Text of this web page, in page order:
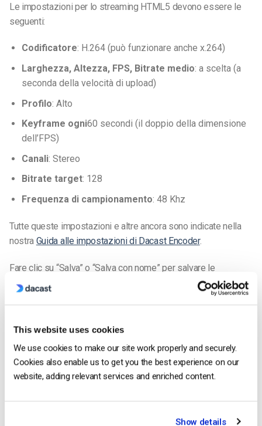
This website uses cookies
We use cookies to make our site work properly and securely.
Cookies also enable us to get you the best experience on our
website, adding relevant services and enriched content.
Show details
Le impostazioni per lo streaming HTML5 devono essere le
seguenti:
Codificatore: H.264 (può funzionare anche x.264)
Larghezza, Altezza, FPS, Bitrate medio: a scelta (a
seconda della velocità di upload)
Profilo: Alto
Keyframe ogni60 secondi (il doppio della dimensione
dell’FPS)
Canali: Stereo
Bitrate target: 128
Frequenza di campionamento: 48 Khz
Tutte queste impostazioni e altre ancora sono indicate nella
nostra Guida alle impostazioni di Dacast Encoder.
Fare clic su “Salva” o “Salva con nome” per salvare le
modifiche.
Una volta iniziato, dovrebbe apparire un timer: ciò significa che
iniziato: